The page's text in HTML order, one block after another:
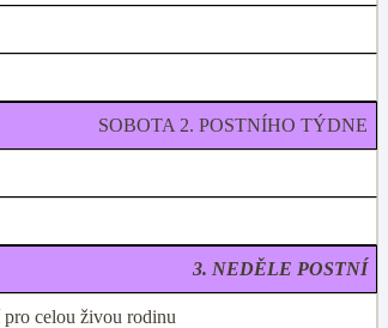
SOBOTA 2. POSTNÍHO TÝDNE
3. NEDĚLE POSTNÍ
celou živou rodinu